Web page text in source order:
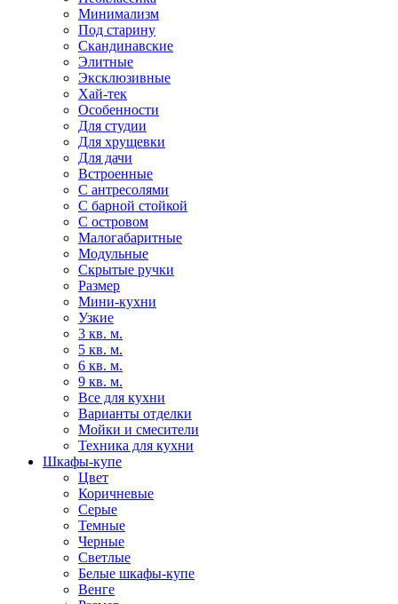
Минимализм
Под старину
Скандинавские
Элитные
Эксклюзивные
Хай-тек
Особенности
Для студии
Для хрущевки
Для дачи
Встроенные
С антресолями
С барной стойкой
С островом
Малогабаритные
Модульные
Скрытые ручки
Размер
Мини-кухни
Узкие
3 кв. м.
5 кв. м.
6 кв. м.
9 кв. м.
Все для кухни
Варианты отделки
Мойки и смесители
Техника для кухни
Шкафы-купе
Цвет
Коричневые
Серые
Темные
Черные
Светлые
Белые шкафы-купе
Венге